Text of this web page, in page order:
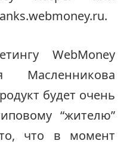
WebMoney
Масленникова
будет очень
“жителю”
что в момент